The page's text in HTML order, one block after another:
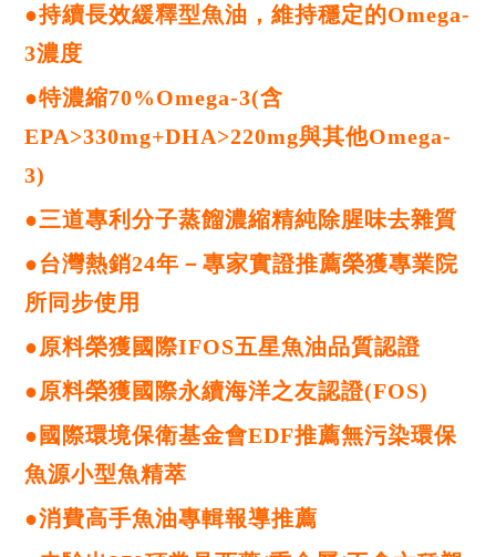
●持續長效緩釋型魚油，維持穩定的Omega-
3濃度
●特濃縮70%Omega-3(含
EPA>330mg+DHA>220mg與其他Omega-
3)
●三道專利分子蒸餾濃縮精純除腥味去雜質
●台灣熱銷24年－專家實證推薦榮獲專業院
所同步使用
●原料榮獲國際IFOS五星魚油品質認證
●原料榮獲國際永續海洋之友認證(FOS)
●國際環境保衛基金會EDF推薦無污染環保
魚源小型魚精萃
●消費高手魚油專輯報導推薦